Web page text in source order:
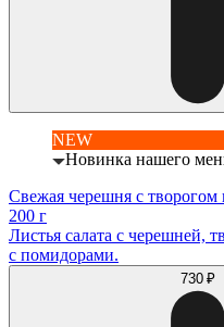
NEW
Новинка нашего
Свежая черешня с творогом
200 г
Листья салата с черешней,
с помидорами.
730 ₽